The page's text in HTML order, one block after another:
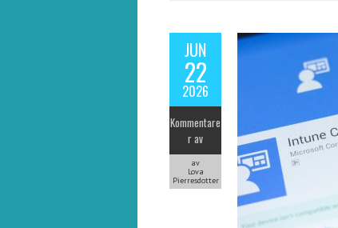
JUN
22
2026
Kommentare
r av
av
Lova
Pierresdotter